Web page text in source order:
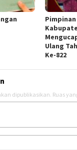
Ulang
Ke-822
dipublikasikan. Ruas